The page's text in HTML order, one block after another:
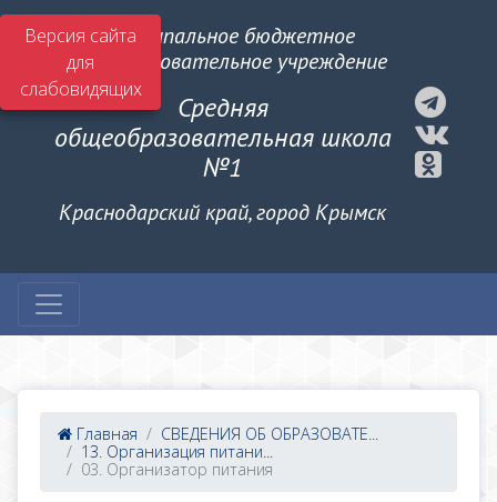
Версия сайта
для
слабовидящих
Муниципальное бюджетное
общеобразовательное учреждение
Средняя
общеобразовательная школа
№1
Краснодарский край, город Крымск
Главная
СВЕДЕНИЯ ОБ ОБРАЗОВАТЕ...
13. Организация питани...
03. Организатор питания